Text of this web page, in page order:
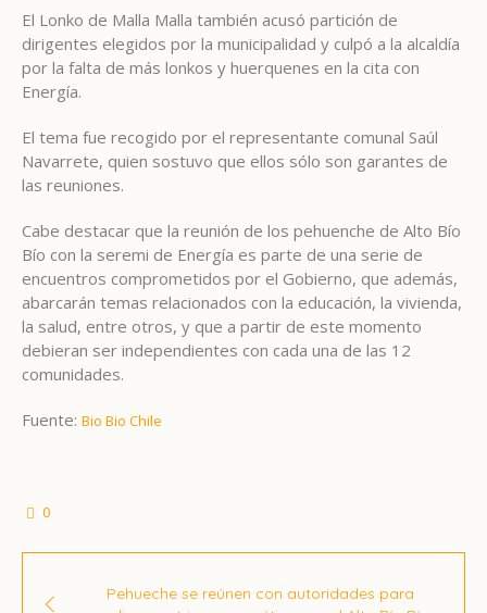
El Lonko de Malla Malla también acusó partición de
dirigentes elegidos por la municipalidad y culpó a la alcaldía
por la falta de más lonkos y huerquenes en la cita con
Energía.
El tema fue recogido por el representante comunal Saúl
Navarrete, quien sostuvo que ellos sólo son garantes de
las reuniones.
Cabe destacar que la reunión de los pehuenche de Alto Bío
Bío con la seremi de Energía es parte de una serie de
encuentros comprometidos por el Gobierno, que además,
abarcarán temas relacionados con la educación, la vivienda,
la salud, entre otros, y que a partir de este momento
debieran ser independientes con cada una de las 12
comunidades.
Fuente: Bio Bio Chile
0
Pehueche se reúnen con autoridades para